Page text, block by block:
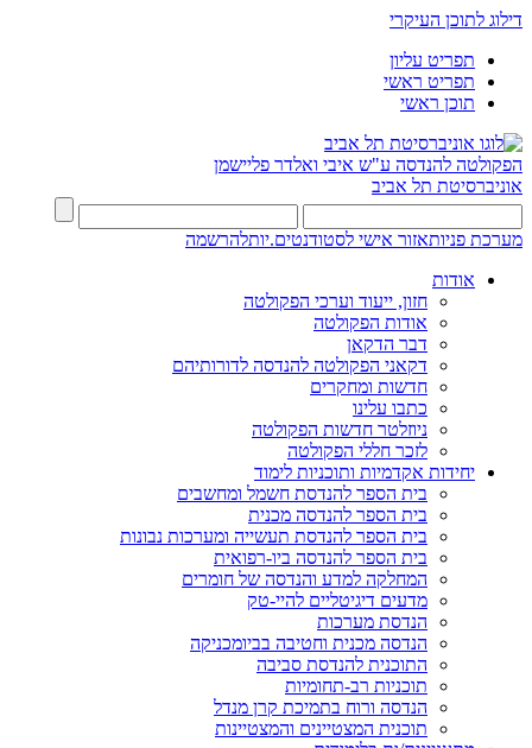
דילוג לתוכן העיקרי
תפריט עליון
תפריט ראשי
תוכן ראשי
הפקולטה להנדסה ע"ש איבי ואלדר פליישמן
אוניברסיטת תל אביב
מערכת פניותאזור אישי לסטודנטים.יותלהרשמה
אודות
חזון, ייעוד וערכי הפקולטה
אודות הפקולטה
דבר הדקאן
דקאני הפקולטה להנדסה לדורותיהם
חדשות ומחקרים
כתבו עלינו
ניוזלטר חדשות הפקולטה
לזכר חללי הפקולטה
יחידות אקדמיות ותוכניות לימוד
בית הספר להנדסת חשמל ומחשבים
בית הספר להנדסה מכנית
בית הספר להנדסת תעשייה ומערכות נבונות
בית הספר להנדסה ביו-רפואית
המחלקה למדע והנדסה של חומרים
מדעים דיגיטליים להיי-טק
הנדסת מערכות
הנדסה מכנית וחטיבה בביומכניקה
התוכנית להנדסת סביבה
תוכניות רב-תחומיות
הנדסה ורוח בתמיכת קרן מנדל
תוכנית המצטיינים והמצטיינות